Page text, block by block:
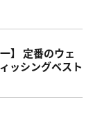
】 定番のウェ
ッシングベスト